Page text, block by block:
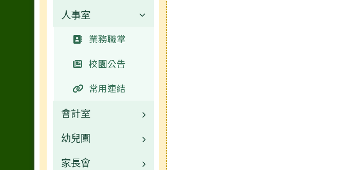
活動相簿
榮譽榜
新生專區
行事曆
常用連結
活動相簿
榮譽榜
行事曆
校園公告
常用連結
活動相簿
捐贈明細
行事曆
業務職掌
校園公告
輔導室首頁
活動相簿
榮譽榜
行事曆
人事室
業務職掌
校園公告
常用連結
會計室
業務職掌
校園公告
幼兒園
業務職掌
家長會